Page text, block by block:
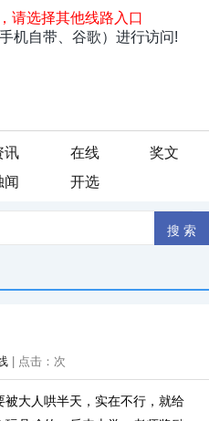
讯 在线
奖文
闻 开选
| 点击： 次
大人哄半天，实在不行，就给